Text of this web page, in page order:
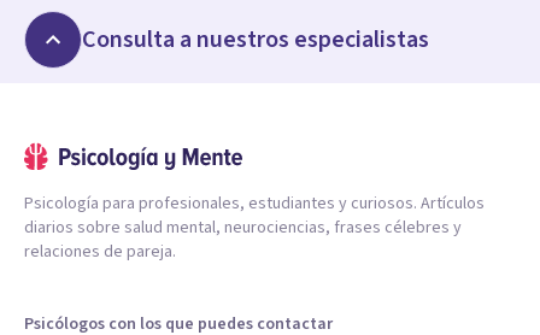
Consulta a nuestros especialistas
Psicología para profesionales, estudiantes y curiosos. Artículos
diarios sobre salud mental, neurociencias, frases célebres y
relaciones de pareja.
Psicólogos con los que puedes contactar